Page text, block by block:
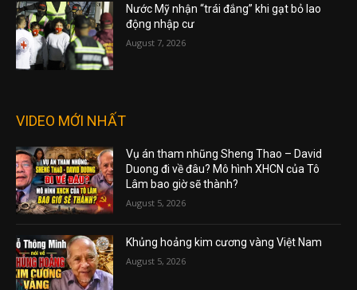
Nước Mỹ nhận “trái đắng” khi gạt bỏ lao
động nhập cư
August 7, 2026
VIDEO MỚI NHẤT
Vụ án tham nhũng Sheng Thao – David
Duong đi về đâu? Mô hình XHCN của Tô
Lâm bao giờ sẽ thành?
August 5, 2026
Khủng hoảng kim cương vàng Việt Nam
August 5, 2026